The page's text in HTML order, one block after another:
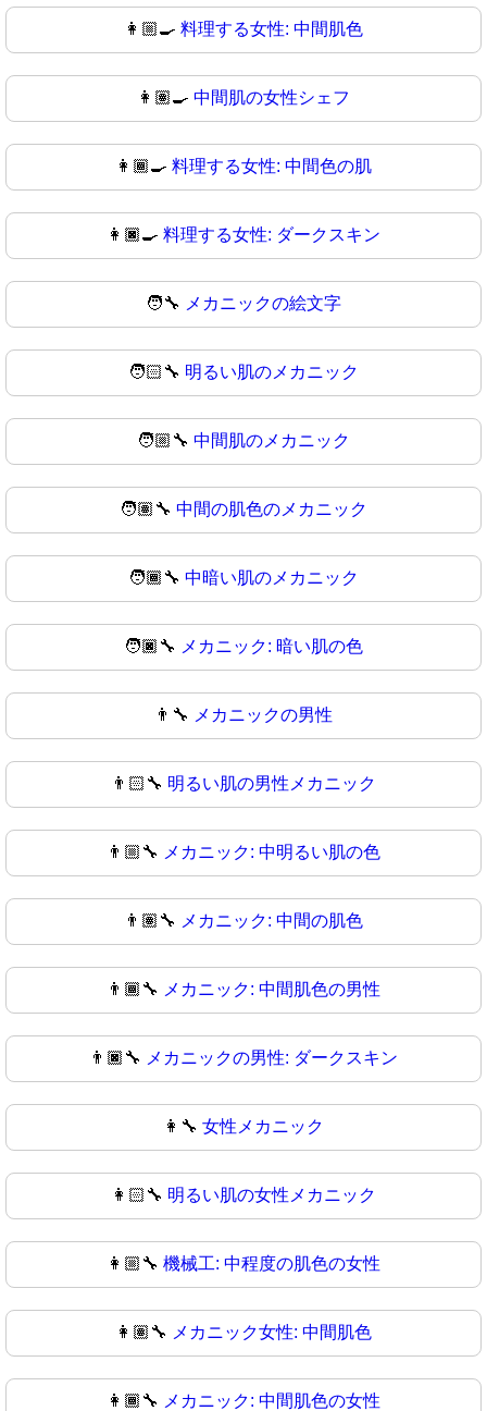
👩🏼‍🍳 料理する女性: 中間肌色
👩🏽‍🍳 中間肌の女性シェフ
👩🏾‍🍳 料理する女性: 中間色の肌
👩🏿‍🍳 料理する女性: ダークスキン
🧑‍🔧 メカニックの絵文字
🧑🏻‍🔧 明るい肌のメカニック
🧑🏼‍🔧 中間肌のメカニック
🧑🏽‍🔧 中間の肌色のメカニック
🧑🏾‍🔧 中暗い肌のメカニック
🧑🏿‍🔧 メカニック: 暗い肌の色
👨‍🔧 メカニックの男性
👨🏻‍🔧 明るい肌の男性メカニック
👨🏼‍🔧 メカニック: 中明るい肌の色
👨🏽‍🔧 メカニック: 中間の肌色
👨🏾‍🔧 メカニック: 中間肌色の男性
👨🏿‍🔧 メカニックの男性: ダークスキン
👩‍🔧 女性メカニック
👩🏻‍🔧 明るい肌の女性メカニック
👩🏼‍🔧 機械工: 中程度の肌色の女性
👩🏽‍🔧 メカニック女性: 中間肌色
👩🏾‍🔧 メカニック: 中間肌色の女性